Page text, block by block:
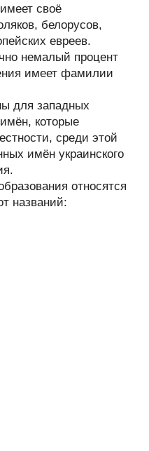
своё
белорусов,
евреев.
немалый процент
имеет фамилии
для западных
которые
среди этой
имён украинского
относятся
названий: